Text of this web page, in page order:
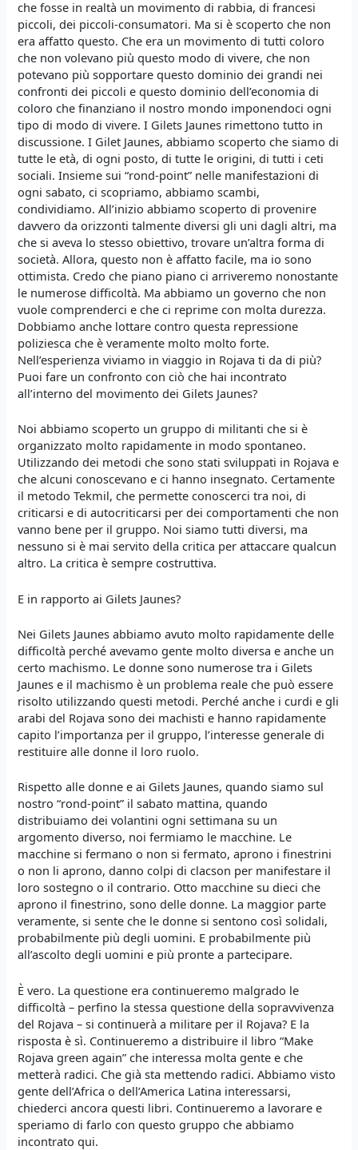
che fosse in realtà un movimento di rabbia, di francesi
piccoli, dei piccoli-consumatori. Ma si è scoperto che non
era affatto questo. Che era un movimento di tutti coloro
che non volevano più questo modo di vivere, che non
potevano più sopportare questo dominio dei grandi nei
confronti dei piccoli e questo dominio dell’economia di
coloro che finanziano il nostro mondo imponendoci ogni
tipo di modo di vivere. I Gilets Jaunes rimettono tutto in
discussione. I Gilet Jaunes, abbiamo scoperto che siamo di
tutte le età, di ogni posto, di tutte le origini, di tutti i ceti
sociali. Insieme sui “rond-point” nelle manifestazioni di
ogni sabato, ci scopriamo, abbiamo scambi,
condividiamo. All’inizio abbiamo scoperto di provenire
davvero da orizzonti talmente diversi gli uni dagli altri, ma
che si aveva lo stesso obiettivo, trovare un’altra forma di
società. Allora, questo non è affatto facile, ma io sono
ottimista. Credo che piano piano ci arriveremo nonostante
le numerose difficoltà. Ma abbiamo un governo che non
vuole comprenderci e che ci reprime con molta durezza.
Dobbiamo anche lottare contro questa repressione
poliziesca che è veramente molto molto forte.
Nell’esperienza viviamo in viaggio in Rojava ti da di più?
Puoi fare un confronto con ciò che hai incontrato
all’interno del movimento dei Gilets Jaunes?
Noi abbiamo scoperto un gruppo di militanti che si è
organizzato molto rapidamente in modo spontaneo.
Utilizzando dei metodi che sono stati sviluppati in Rojava e
che alcuni conoscevano e ci hanno insegnato. Certamente
il metodo Tekmil, che permette conoscerci tra noi, di
criticarsi e di autocriticarsi per dei comportamenti che non
vanno bene per il gruppo. Noi siamo tutti diversi, ma
nessuno si è mai servito della critica per attaccare qualcun
altro. La critica è sempre costruttiva.
E in rapporto ai Gilets Jaunes?
Nei Gilets Jaunes abbiamo avuto molto rapidamente delle
difficoltà perché avevamo gente molto diversa e anche un
certo machismo. Le donne sono numerose tra i Gilets
Jaunes e il machismo è un problema reale che può essere
risolto utilizzando questi metodi. Perché anche i curdi e gli
arabi del Rojava sono dei machisti e hanno rapidamente
capito l’importanza per il gruppo, l’interesse generale di
restituire alle donne il loro ruolo.
Rispetto alle donne e ai Gilets Jaunes, quando siamo sul
nostro “rond-point” il sabato mattina, quando
distribuiamo dei volantini ogni settimana su un
argomento diverso, noi fermiamo le macchine. Le
macchine si fermano o non si fermato, aprono i finestrini
o non li aprono, danno colpi di clacson per manifestare il
loro sostegno o il contrario. Otto macchine su dieci che
aprono il finestrino, sono delle donne. La maggior parte
veramente, si sente che le donne si sentono così solidali,
probabilmente più degli uomini. E probabilmente più
all’ascolto degli uomini e più pronte a partecipare.
È vero. La questione era continueremo malgrado le
difficoltà – perfino la stessa questione della sopravvivenza
del Rojava – si continuerà a militare per il Rojava? E la
risposta è sì. Continueremo a distribuire il libro “Make
Rojava green again” che interessa molta gente e che
metterà radici. Che già sta mettendo radici. Abbiamo visto
gente dell’Africa o dell’America Latina interessarsi,
chiederci ancora questi libri. Continueremo a lavorare e
speriamo di farlo con questo gruppo che abbiamo
incontrato qui.